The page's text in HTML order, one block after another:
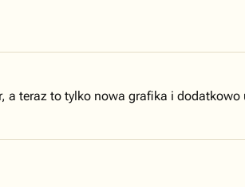
a teraz to tylko nowa grafika i